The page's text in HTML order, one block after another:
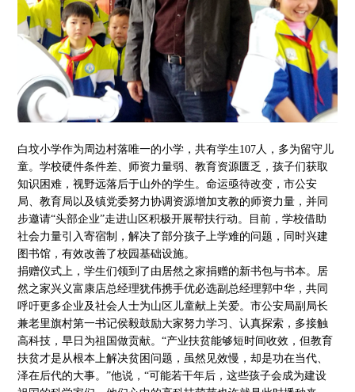
白坟小学作为周边村落唯一的小学，共有学生107人，多为留守儿
童。学校硬件条件差、师资力量弱、教育资源匮乏，孩子们获取
知识困难，视野远落后于山外的学生。命运亟待改变，市公安
局、教育局以及镇党委努力协调资源增加支教的师资力量，并同
步邀请“头部企业”走进山区积极开展帮扶行动。目前，学校借助
社会力量引入寄宿制，解决了部分孩子上学难的问题，同时兴建
图书馆，有效改善了校园基础设施。
捐赠仪式上，学生们领到了由居然之家捐赠的新书包与书本。居
然之家兴义富康店总经理犹伟携手优必选副总经理郭中华，共同
呼吁更多企业及社会人士为山区儿童献上关爱。市公安局副局长
兼老里旗村第一书记侯毅鼓励大家努力学习、认真探索，多接触
高科技，早日为祖国做贡献。“产业扶贫能够短时间收效，但教育
扶贫才是从根本上解决贫困问题，虽然见效慢，却是功在当代、
泽在后代的大事。”他说，“可能若干年后，这些孩子会成为建设